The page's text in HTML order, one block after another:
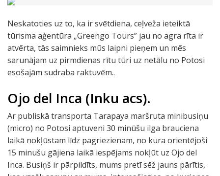
Neskatoties uz to, ka ir svētdiena, ceļveža ieteiktā
tūrisma aģentūra „Greengo Tours” jau no agra rīta ir
atvērta, tās saimnieks mūs laipni pieņem un mēs
sarunājam uz pirmdienas rītu tūri uz netālu no Potosi
esošajām sudraba raktuvēm..
Ojo del Inca (Inku acs).
Ar publiskā transporta Tarapaya maršruta minibusiņu
(micro) no Potosi aptuveni 30 minūšu ilga brauciena
laikā nokļūstam līdz pagriezienam, no kura orientējoši
15 minušu gājiena laikā iespējams nokļūt uz Ojo del
Inca. Busiņš ir pārpildīts, mums pretī sēž jauns pārītis,